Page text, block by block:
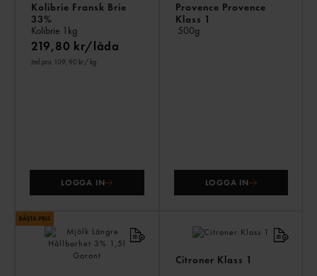
Kolibrie Fransk Brie
33%
Kolibrie 1kg
219,80 kr/låda
Jmf.pris 109,90 kr/ kg
LOGGA IN
Provence Provence
Klass 1
500g
LOGGA IN
Citroner Klass 1